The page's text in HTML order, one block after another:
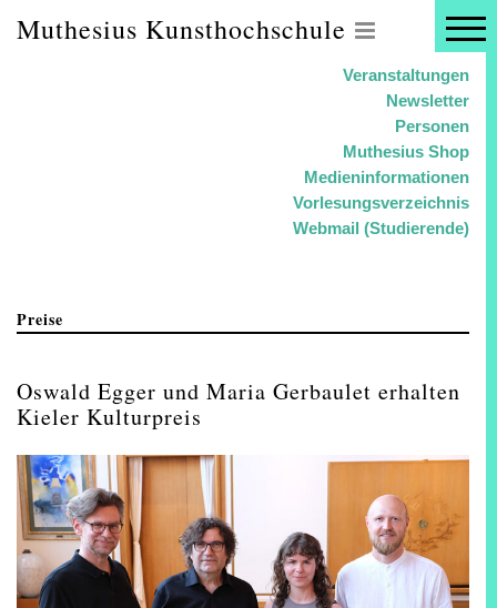
Muthesius Kunsthochschule
Veranstaltungen
Newsletter
Personen
Muthesius Shop
Medieninformationen
Vorlesungsverzeichnis
Webmail (Studierende)
Preise
Oswald Egger und Maria Gerbaulet erhalten
Kieler Kulturpreis